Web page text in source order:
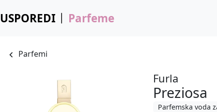
USPOREDI Parfeme
Parfemi
Furla
Preziosa
Parfemska voda